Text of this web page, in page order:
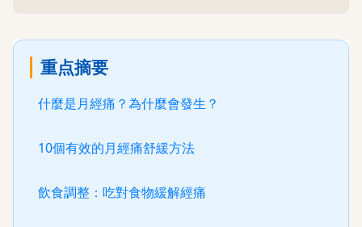
重点摘要
什麼是月經痛？為什麼會發生？
10個有效的月經痛舒緩方法
飲食調整：吃對食物緩解經痛